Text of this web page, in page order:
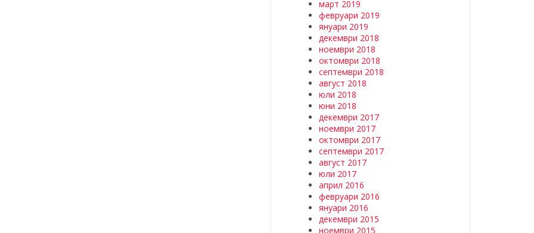
март 2019
февруари 2019
януари 2019
декември 2018
ноември 2018
октомври 2018
септември 2018
август 2018
юли 2018
юни 2018
декември 2017
ноември 2017
октомври 2017
септември 2017
август 2017
юли 2017
април 2016
февруари 2016
януари 2016
декември 2015
ноември 2015